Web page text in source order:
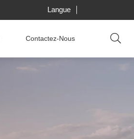
Langue
Contactez-Nous